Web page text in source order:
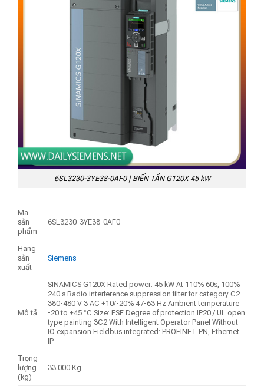
6SL3230-3YE38-0AF0 | BIẾN TẦN G120X 45 kW
Mã
sản
phẩm
6SL3230-3YE38-0AF0
Hãng
sản
xuất
Siemens
Mô tả
SINAMICS G120X Rated power: 45 kW At 110% 60s, 100%
240 s Radio interference suppression filter for category C2
380-480 V 3 AC +10/-20% 47-63 Hz Ambient temperature
-20 to +45 °C Size: FSE Degree of protection IP20 / UL open
type painting 3C2 With Intelligent Operator Panel Without
IO expansion Fieldbus integrated: PROFINET PN, Ethernet
IP
Trọng
lượng
(kg)
33.000 Kg